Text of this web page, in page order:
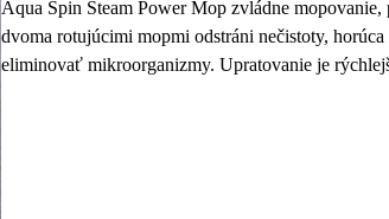
Aqua Spin Steam Power Mop zvládne
dvoma rotujúcimi mopmi odstráni nečistoty,
eliminovať mikroorganizmy. Upratovanie je